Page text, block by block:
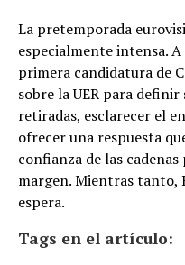
La pretemporada
especialmente intensa.
primera candidatura de
sobre la UER para
retiradas, esclarecer el
ofrecer una respuesta
confianza de las
margen. Mientras tanto,
espera.
Tags en el artículo: